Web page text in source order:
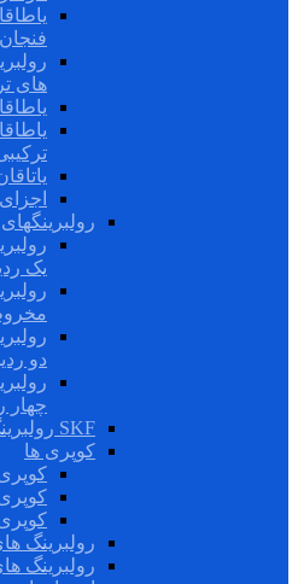
های
یک
دو
چهار
SKF رولبرینگ
کوپری ها
رولبرینگ
رولبرینگ